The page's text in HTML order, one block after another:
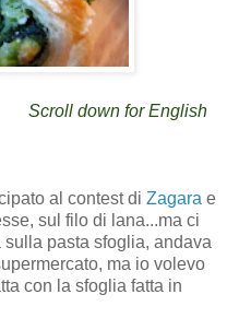
Scroll down for English
al contest di Zagara e
sul filo di lana...ma ci
pasta sfoglia, andava
ma io volevo
con la sfoglia fatta in